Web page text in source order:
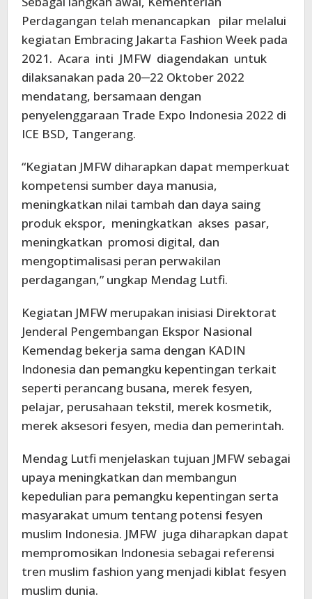
Perdagangan telah menancapkan pilar melalui
kegiatan Embracing Jakarta Fashion Week pada
2021. Acara inti JMFW diagendakan untuk
dilaksanakan pada 20─22 Oktober 2022
mendatang, bersamaan dengan
penyelenggaraan Trade Expo Indonesia 2022 di
ICE BSD, Tangerang.
“Kegiatan JMFW diharapkan dapat memperkuat
kompetensi sumber daya manusia,
meningkatkan nilai tambah dan daya saing
produk ekspor, meningkatkan akses pasar,
meningkatkan promosi digital, dan
mengoptimalisasi peran perwakilan
perdagangan,” ungkap Mendag Lutfi.
Kegiatan JMFW merupakan inisiasi Direktorat
Jenderal Pengembangan Ekspor Nasional
Kemendag bekerja sama dengan KADIN
Indonesia dan pemangku kepentingan terkait
seperti perancang busana, merek fesyen,
pelajar, perusahaan tekstil, merek kosmetik,
merek aksesori fesyen, media dan pemerintah.
Mendag Lutfi menjelaskan tujuan JMFW sebagai
upaya meningkatkan dan membangun
kepedulian para pemangku kepentingan serta
masyarakat umum tentang potensi fesyen
muslim Indonesia. JMFW juga diharapkan dapat
mempromosikan Indonesia sebagai referensi
tren muslim fashion yang menjadi kiblat fesyen
muslim dunia.